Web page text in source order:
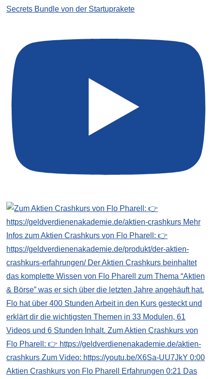
Secrets Bundle von der Startuprakete